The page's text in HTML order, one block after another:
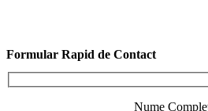
Formular Rapid de Contact
Nume